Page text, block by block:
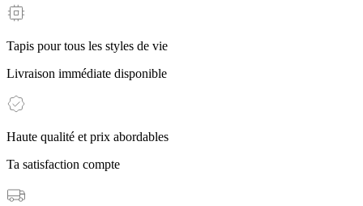
Tapis pour tous les styles de vie
Livraison immédiate disponible
Haute qualité et prix abordables
Ta satisfaction compte